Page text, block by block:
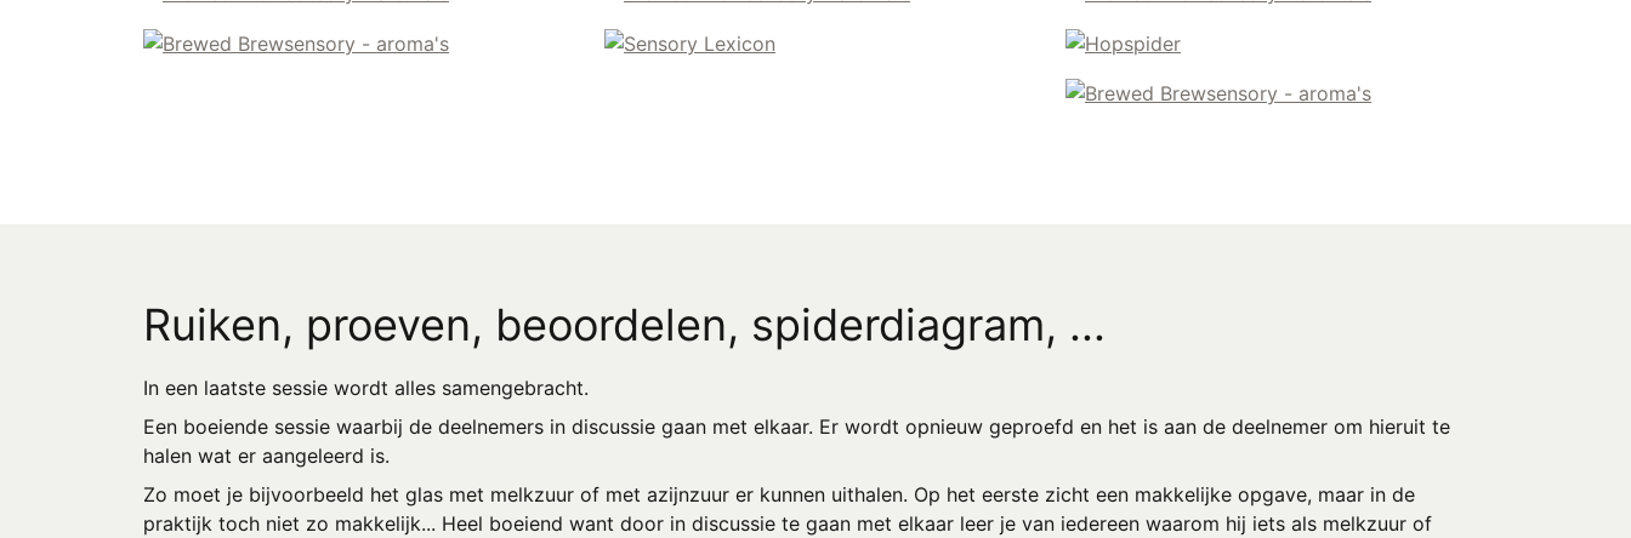
Ruiken, proeven, beoordelen, spiderdiagram, ...
In een laatste sessie wordt alles samengebracht.
Een boeiende sessie waarbij de deelnemers in discussie gaan met elkaar. Er wordt opnieuw geproefd en het is aan de deelnemer om hieruit te
halen wat er aangeleerd is.
Zo moet je bijvoorbeeld het glas met melkzuur of met azijnzuur er kunnen uithalen. Op het eerste zicht een makkelijke opgave, maar in de
praktijk toch niet zo makkelijk... Heel boeiend want door in discussie te gaan met elkaar leer je van iedereen waarom hij iets als melkzuur of